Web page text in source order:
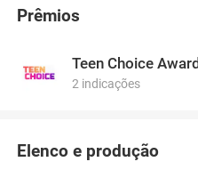
Prêmios
Teen Choice
2 indicações
Elenco e produção